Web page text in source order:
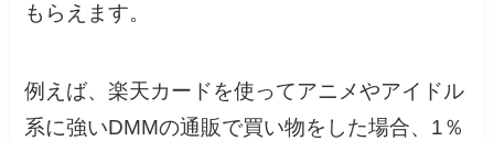
もらえます。
例えば、楽天カードを使ってアニメやアイドル
系に強いDMMの通販で買い物をした場合、1％